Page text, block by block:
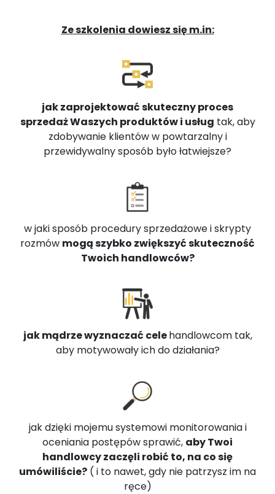
Ze szkolenia dowiesz się m.in:
jak zaprojektować skuteczny proces
sprzedaż Waszych produktów i usług tak, aby
zdobywanie klientów w powtarzalny i
przewidywalny sposób było łatwiejsze?
w jaki sposób procedury sprzedażowe i skrypty
rozmów mogą szybko zwiększyć skuteczność
Twoich handlowców?
jak mądrze wyznaczać celehandlowcom tak,
aby motywowały ich do działania?
jak dzięki mojemu systemowi monitorowania i
oceniania postępów sprawić, aby Twoi
handlowcy zaczęli robić to, na co się
umówiliście? ( i to nawet, gdy nie patrzysz im na
ręce)